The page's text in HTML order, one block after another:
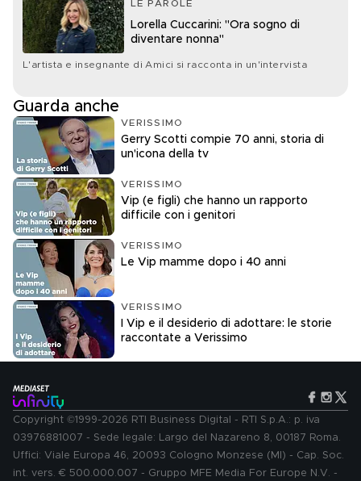
LE PAROLE
Lorella Cuccarini: "Ora sogno di
diventare nonna"
L'artista e insegnante di Amici si racconta in un'intervista
Guarda anche
VERISSIMO
Gerry Scotti compie 70 anni, storia di
un'icona della tv
VERISSIMO
Vip (e figli) che hanno un rapporto
difficile con i genitori
VERISSIMO
Le Vip mamme dopo i 40 anni
VERISSIMO
I Vip e il desiderio di adottare: le storie
raccontate a Verissimo
Copyright ©1999-2026 RTI Business Digital - RTI S.p.A.: p. iva
03976881007 - Sede legale: Largo del Nazareno 8, 00187 Roma.
Uffici: Viale Europa 46, 20093 Cologno Monzese (MI) - Cap. Soc.
int. vers. € 500.000.007 - Gruppo MFE Media For Europe N.V. -